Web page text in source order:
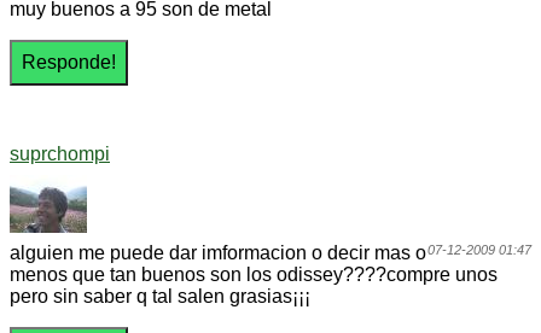
muy buenos a 95 son de metal
suprchompi
07-12-2009 01:47
alguien me puede dar imformacion o decir mas o
menos que tan buenos son los odissey????compre unos
pero sin saber q tal salen grasias¡¡¡